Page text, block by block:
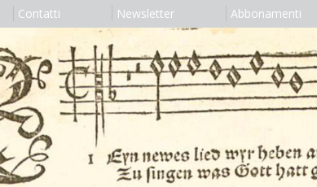
Contatti Newsletter Abbonamenti